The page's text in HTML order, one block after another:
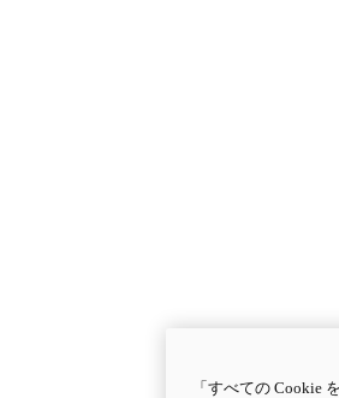
「すべての Cookie